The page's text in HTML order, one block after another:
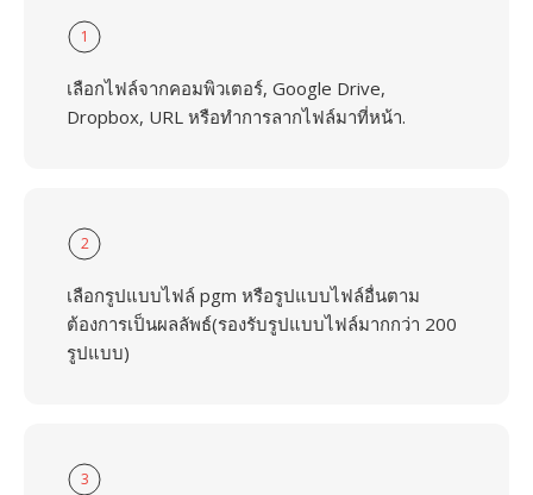
1
เลือกไฟล์จากคอมพิวเตอร์, Google Drive,
Dropbox, URL หรือทำการลากไฟล์มาที่หน้า.
2
เลือกรูปแบบไฟล์ pgm หรือรูปแบบไฟล์อื่นตาม
ต้องการเป็นผลลัพธ์(รองรับรูปแบบไฟล์มากกว่า 200
รูปแบบ)
3